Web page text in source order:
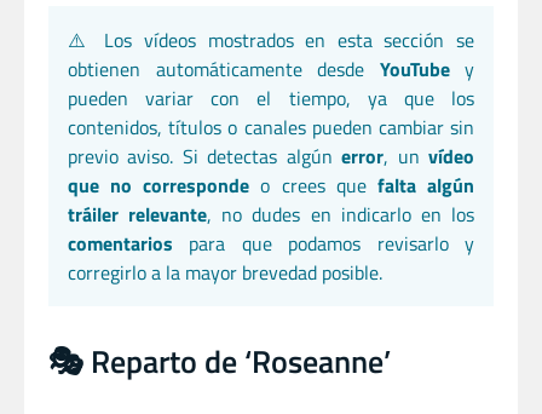
⚠️ Los vídeos mostrados en esta sección se
obtienen automáticamente desde YouTubey
pueden variar con el tiempo, ya que los
contenidos, títulos o canales pueden cambiar sin
previo aviso. Si detectas algúnerror, unvídeo
que no corresponde o crees que falta algún
tráiler relevante, no dudes en indicarlo en los
comentarios para que podamos revisarlo y
corregirlo a la mayor brevedad posible.
🎭 Reparto de ‘Roseanne’